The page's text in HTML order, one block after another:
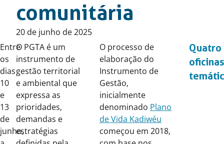
comunitária
Published
on:
20 de junho de 2025
Entre
os
dias
10
e
13
de
junho,
O PGTA é um
instrumento de
gestão territorial
e ambiental que
expressa as
prioridades,
demandas e
estratégias
O processo de
elaboração do
Instrumento de
Gestão,
inicialmente
denominado Plano
de Vida Kadiwéu
começou em 2018,
Quatro
oficinas